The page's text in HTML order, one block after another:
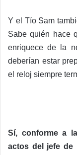
Y el Tío Sam
Sabe quién hace
enriquece de la
deberían estar
el reloj siempre
Sí, conforme a
actos del jefe de